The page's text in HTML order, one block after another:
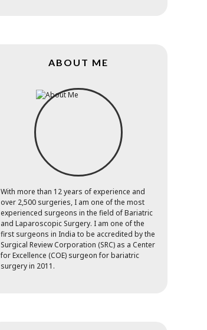
ABOUT ME
With more than 12 years of experience and
over 2,500 surgeries, I am one of the most
experienced surgeons in the field of Bariatric
and Laparoscopic Surgery. I am one of the
first surgeons in India to be accredited by the
Surgical Review Corporation (SRC) as a Center
for Excellence (COE) surgeon for bariatric
surgery in 2011.